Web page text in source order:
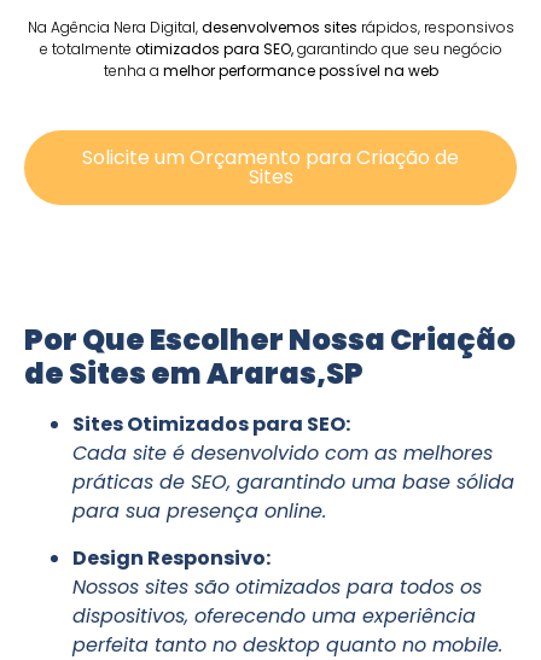
Na Agência Nera Digital,desenvolvemos sites rápidos, responsivos
e totalmente otimizados para SEO,garantindo que seu negócio
tenha a melhor performance possível na web
Solicite um Orçamento para Criação de
Sites
Por Que Escolher Nossa Criação
de Sites em Araras,SP
Sites Otimizados para SEO:
Cada site é desenvolvido com as melhores
práticas de SEO, garantindo uma base sólida
para sua presença online.
Design Responsivo:
Nossos sites são otimizados para todos os
dispositivos, oferecendo uma experiência
perfeita tanto no desktop quanto no mobile.